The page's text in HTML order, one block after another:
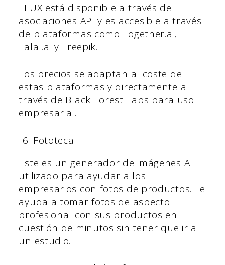
FLUX está disponible a través de
asociaciones API y es accesible a través
de plataformas como Together.ai,
Falal.ai y Freepik.
Los precios se adaptan al coste de
estas plataformas y directamente a
través de Black Forest Labs para uso
empresarial.
Fototeca
Este es un generador de imágenes AI
utilizado para ayudar a los
empresarios con fotos de productos. Le
ayuda a tomar fotos de aspecto
profesional con sus productos en
cuestión de minutos sin tener que ir a
un estudio.